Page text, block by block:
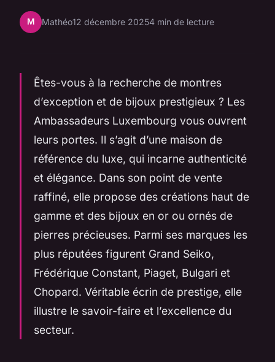
M Mathéo12 décembre 20254 min de lecture
Êtes-vous à la recherche de montres
d’exception et de bijoux prestigieux ? Les
Ambassadeurs Luxembourg vous ouvrent
leurs portes. Il s’agit d’une maison de
référence du luxe, qui incarne authenticité
et élégance. Dans son point de vente
raffiné, elle propose des créations haut de
gamme et des bijoux en or ou ornés de
pierres précieuses. Parmi ses marques les
plus réputées figurent Grand Seiko,
Frédérique Constant, Piaget, Bulgari et
Chopard. Véritable écrin de prestige, elle
illustre le savoir-faire et l’excellence du
secteur.